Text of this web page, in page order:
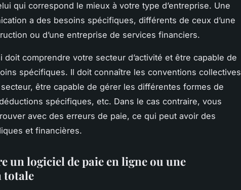
qui correspond le mieux à votre type d’entreprise. Une
a des besoins spécifiques, différents de ceux d’une
ou d’une entreprise de services financiers.
doit comprendre votre secteur d’activité et être capable de
spécifiques. Il doit connaître les conventions collectives
être capable de gérer les différentes formes de
spécifiques, etc. Dans le cas contraire, vous
avec des erreurs de paie, ce qui peut avoir des
et financières.
un logiciel de paie en ligne ou une
totale